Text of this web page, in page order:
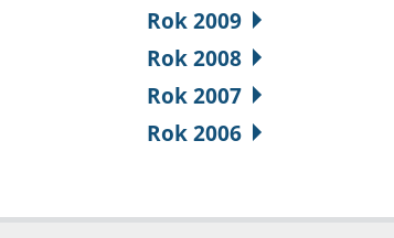
Rok 2009
Rok 2008
Rok 2007
Rok 2006